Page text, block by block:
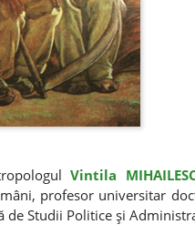
Vintila
profesor universitar
de Studii Politice şi